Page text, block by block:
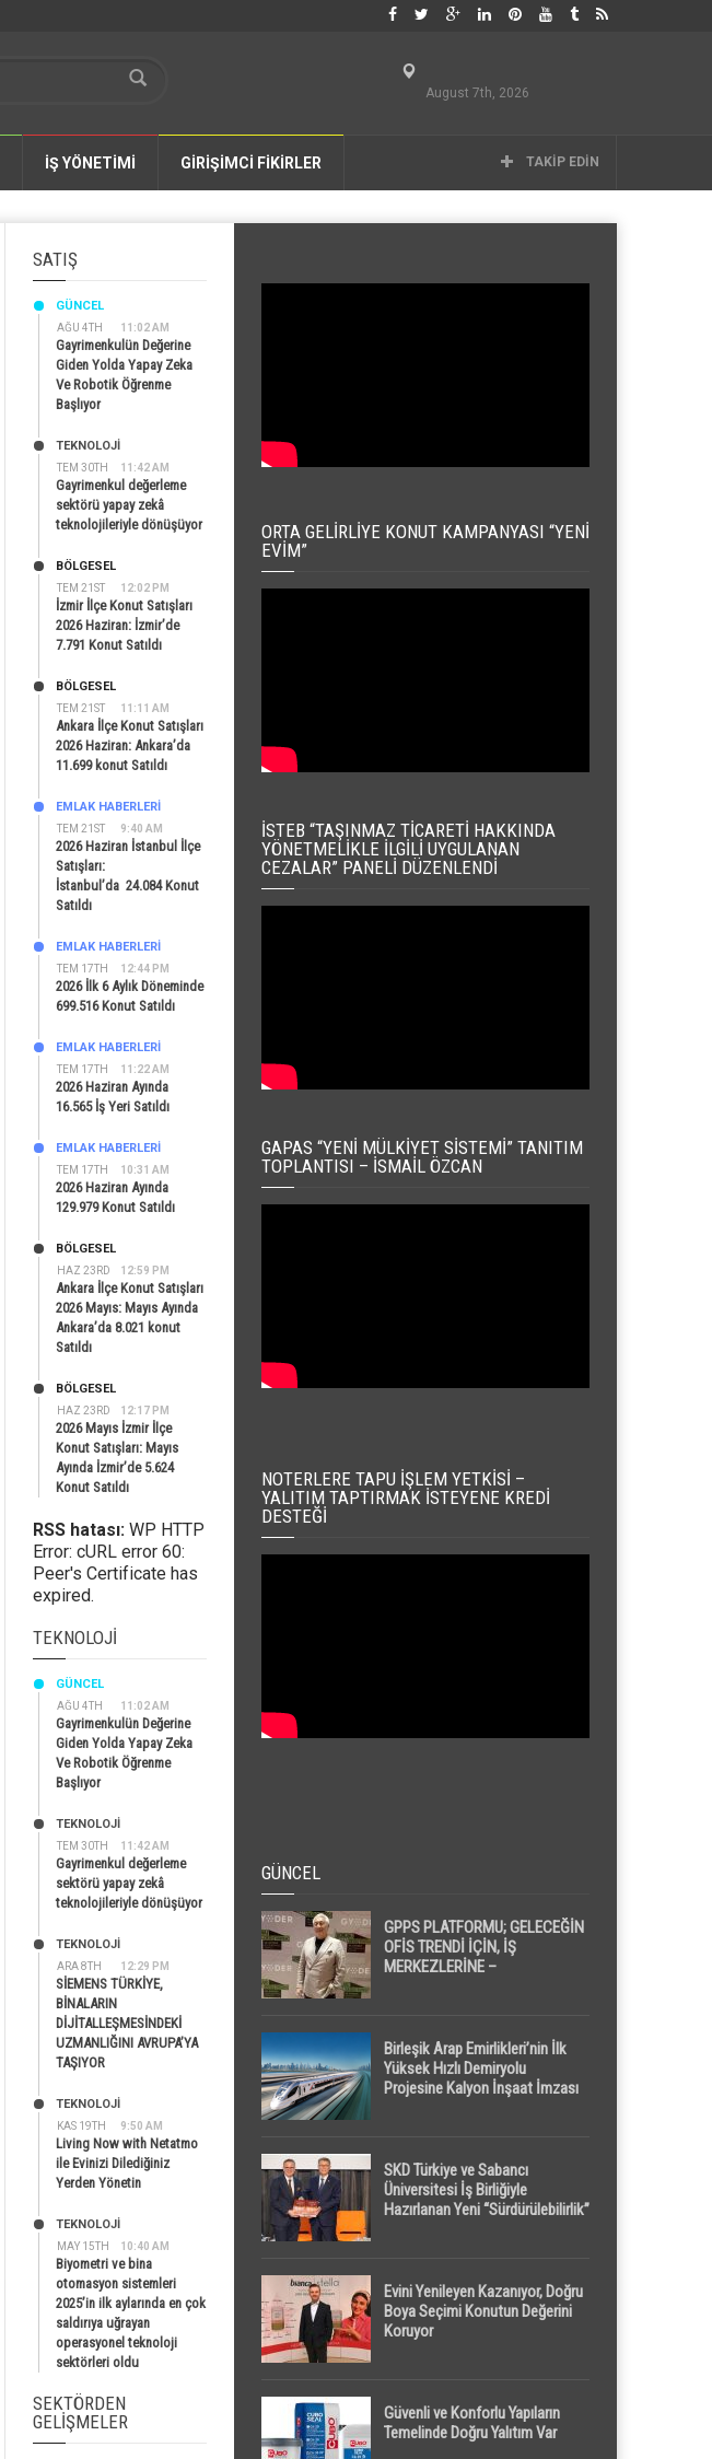
August 7th, 2026
İŞ YÖNETİMİ GİRİŞİMCİ FİKİRLER TAKIP EDIN
SATIŞ
AĞU 4TH 11:02 AM
GÜNCEL
Gayrimenkulün Değerine
Giden Yolda Yapay Zeka
Ve Robotik Öğrenme
Başlıyor
TEM 30TH 11:42 AM
TEKNOLOJİ
Gayrimenkul değerleme
sektörü yapay zekâ
teknolojileriyle dönüşüyor
TEM 21ST 12:02 PM
BÖLGESEL
İzmir İlçe Konut Satışları
2026 Haziran: İzmir’de
7.791 Konut Satıldı
TEM 21ST 11:11 AM
BÖLGESEL
Ankara İlçe Konut Satışları
2026 Haziran: Ankara’da
11.699 konut Satıldı
TEM 21ST 9:40 AM
EMLAK HABERLERI
2026 Haziran İstanbul İlçe
Satışları:
İstanbul’da 24.084 Konut
Satıldı
TEM 17TH 12:44 PM
EMLAK HABERLERI
2026 İlk 6 Aylık Döneminde
699.516 Konut Satıldı
TEM 17TH 11:22 AM
EMLAK HABERLERI
2026 Haziran Ayında
16.565 İş Yeri Satıldı
TEM 17TH 10:31 AM
EMLAK HABERLERI
2026 Haziran Ayında
129.979 Konut Satıldı
HAZ 23RD 12:59 PM
BÖLGESEL
Ankara İlçe Konut Satışları
2026 Mayıs: Mayıs Ayında
Ankara’da 8.021 konut
Satıldı
HAZ 23RD 12:17 PM
BÖLGESEL
2026 Mayıs İzmir İlçe
Konut Satışları: Mayıs
Ayında İzmir’de 5.624
Konut Satıldı
RSS hatası: WP HTTP
Error: cURL error 60:
Peer's Certificate has
expired.
TEKNOLOJI
AĞU 4TH 11:02 AM
GÜNCEL
Gayrimenkulün Değerine
Giden Yolda Yapay Zeka
Ve Robotik Öğrenme
Başlıyor
TEM 30TH 11:42 AM
TEKNOLOJİ
Gayrimenkul değerleme
sektörü yapay zekâ
teknolojileriyle dönüşüyor
ARA 8TH 12:29 PM
TEKNOLOJİ
SİEMENS TÜRKİYE,
BİNALARIN
DİJİTALLEŞMESİNDEKİ
UZMANLIĞINI AVRUPA’YA
TAŞIYOR
KAS 19TH 9:50 AM
TEKNOLOJİ
Living Now with Netatmo
ile Evinizi Dilediğiniz
Yerden Yönetin
MAY 15TH 10:40 AM
TEKNOLOJİ
Biyometri ve bina
otomasyon sistemleri
2025’in ilk aylarında en çok
saldırıya uğrayan
operasyonel teknoloji
sektörleri oldu
SEKTÖRDEN
GELIŞMELER
ORTA GELIRLIYE KONUT KAMPANYASI “YENI
EVIM”
İSTEB “TAŞINMAZ TICARETI HAKKINDA
YÖNETMELIKLE İLGILI UYGULANAN
CEZALAR” PANELI DÜZENLENDI
GAPAS “YENI MÜLKIYET SISTEMI” TANITIM
TOPLANTISI – İSMAIL ÖZCAN
NOTERLERE TAPU İŞLEM YETKISI –
YALITIM TAPTIRMAK İSTEYENE KREDI
DESTEĞI
GÜNCEL
GPPS PLATFORMU; GELECEĞİN
OFİS TRENDİ İÇİN, İŞ
MERKEZLERİNE –
Birleşik Arap Emirlikleri’nin İlk
Yüksek Hızlı Demiryolu
Projesine Kalyon İnşaat İmzası
SKD Türkiye ve Sabancı
Üniversitesi İş Birliğiyle
Hazırlanan Yeni “Sürdürülebilirlik”
Evini Yenileyen Kazanıyor, Doğru
Boya Seçimi Konutun Değerini
Koruyor
Güvenli ve Konforlu Yapıların
Temelinde Doğru Yalıtım Var